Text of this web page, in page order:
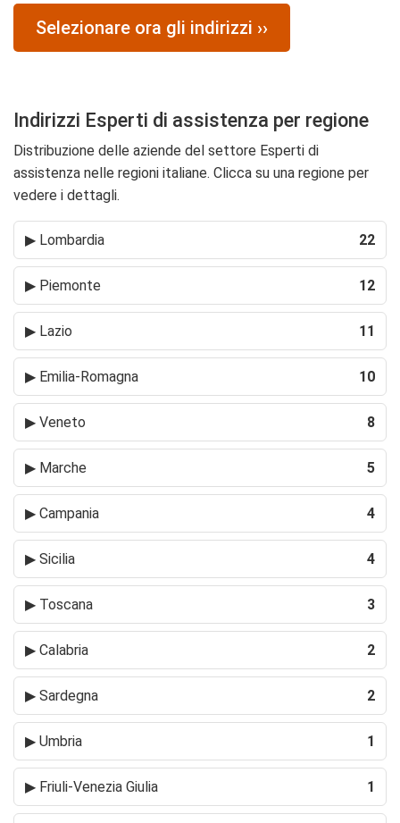
Selezionare ora gli indirizzi ››
Indirizzi Esperti di assistenza per regione
Distribuzione delle aziende del settore Esperti di
assistenza nelle regioni italiane. Clicca su una regione per
vedere i dettagli.
▶ Lombardia 22
▶ Piemonte 12
▶ Lazio 11
▶ Emilia-Romagna 10
▶ Veneto 8
▶ Marche 5
▶ Campania 4
▶ Sicilia 4
▶ Toscana 3
▶ Calabria 2
▶ Sardegna 2
▶ Umbria 1
▶ Friuli-Venezia Giulia 1